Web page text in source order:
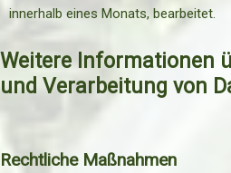
innerhalb eines Monats, bearbeitet.
Weitere Informationen
und Verarbeitung von
Rechtliche Maßnahmen